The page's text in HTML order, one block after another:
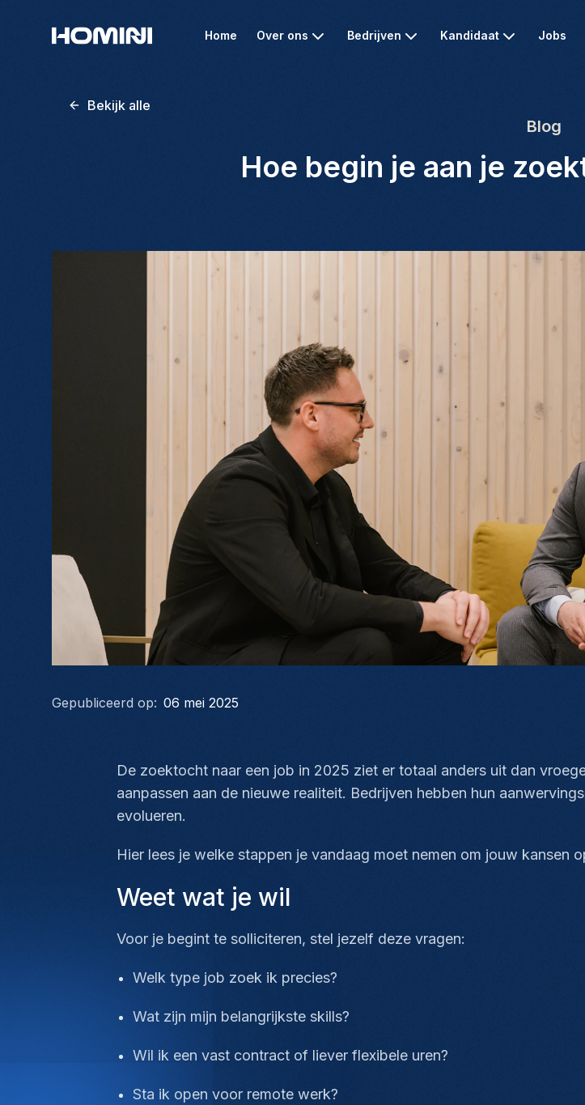
Home Over ons Bedrijven Kandidaat Jobs
Bekijk alle
Blog
Hoe begin je aan je
Gepubliceerd op: 06 mei 2025
De zoektocht naar een job in 2025 ziet er totaal anders uit dan
aanpassen aan de nieuwe realiteit. Bedrijven hebben hun
evolueren.
Hier lees je welke stappen je vandaag moet nemen om jouw kansen
Weet wat je wil
Voor je begint te solliciteren, stel jezelf deze vragen:
Welk type job zoek ik precies?
Wat zijn mijn belangrijkste skills?
Wil ik een vast contract of liever flexibele uren?
Sta ik open voor remote werk?